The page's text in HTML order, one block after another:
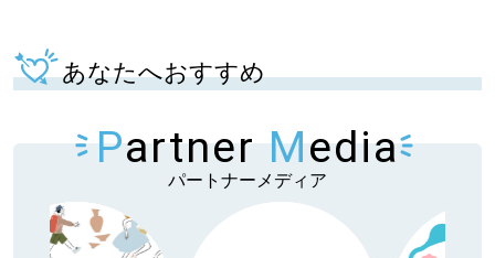
あなたへおすすめ
Partner Media
パートナーメディア